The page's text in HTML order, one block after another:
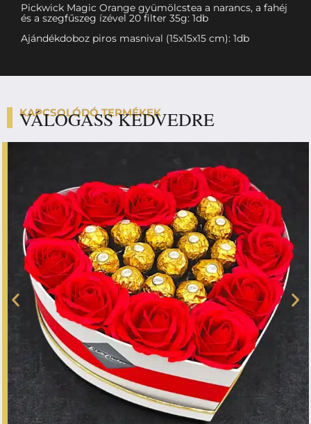
Pickwick Magic Orange gyümölcstea a narancs, a fahéj
és a szegfűszeg ízével 20 filter 35g: 1db
Ajándékdoboz piros masnival (15x15x15 cm): 1db
KAPCSOLÓDÓ TERMÉKEK
VÁLOGASS KEDVEDRE